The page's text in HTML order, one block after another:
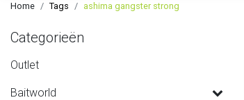
Home Tags ashima gangster strong
Categorieën
Outlet
Baitworld